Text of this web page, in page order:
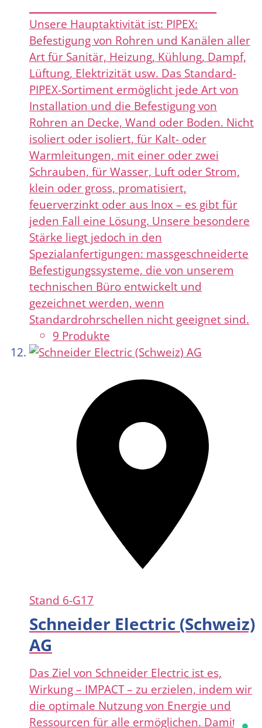
Unsere Hauptaktivität ist: PIPEX:
Befestigung von Rohren und Kanälen aller
Art für Sanitär, Heizung, Kühlung, Dampf,
Lüftung, Elektrizität usw. Das Standard-
PIPEX-Sortiment ermöglicht jede Art von
Installation und die Befestigung von
Rohren an Decke, Wand oder Boden. Nicht
isoliert oder isoliert, für Kalt- oder
Warmleitungen, mit einer oder zwei
Schrauben, für Wasser, Luft oder Strom,
klein oder gross, promatisiert,
feuerverzinkt oder aus Inox – es gibt für
jeden Fall eine Lösung. Unsere besondere
Stärke liegt jedoch in den
Spezialanfertigungen: massgeschneiderte
Befestigungssysteme, die von unserem
technischen Büro entwickelt und
gezeichnet werden, wenn
Standardrohrschellen nicht geeignet sind.
9 Produkte
Stand 6-G17
Schneider Electric (Schweiz)
AG
Das Ziel von Schneider Electric ist es,
Wirkung – IMPACT – zu erzielen, indem wir
die optimale Nutzung von Energie und
Ressourcen für alle ermöglichen. Damit